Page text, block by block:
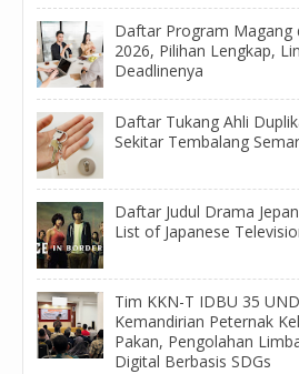
Daftar Program Magang
2026, Pilihan Lengkap,
Deadlinenya
Daftar Tukang Ahli
Sekitar Tembalang
Daftar Judul Drama
List of Japanese
Tim KKN-T IDBU 35
Kemandirian Peternak
Pakan, Pengolahan
Digital Berbasis SDGs